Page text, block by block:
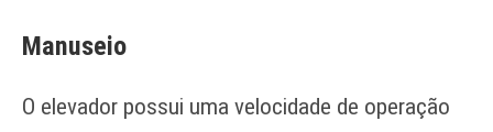
Manuseio
O elevador possui uma velocidade de operação